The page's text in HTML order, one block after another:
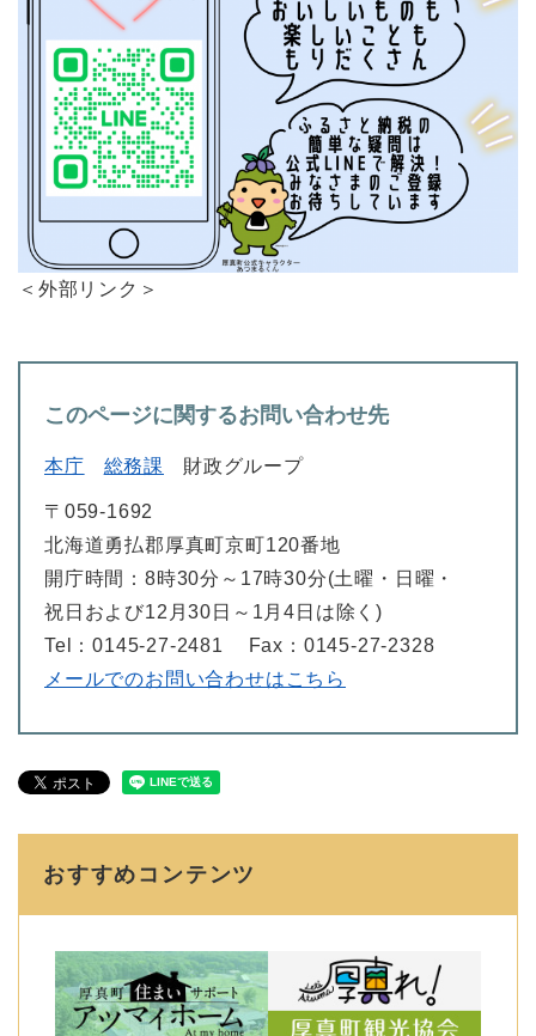
＜外部リンク＞
このページに関するお問い合わせ先
本庁 総務課 財政グループ
〒059-1692
北海道勇払郡厚真町京町120番地
開庁時間：8時30分～17時30分(土曜・日曜・
祝日および12月30日～1月4日は除く)
Tel：0145-27-2481
Fax：0145-27-2328
メールでのお問い合わせはこちら
おすすめコンテンツ